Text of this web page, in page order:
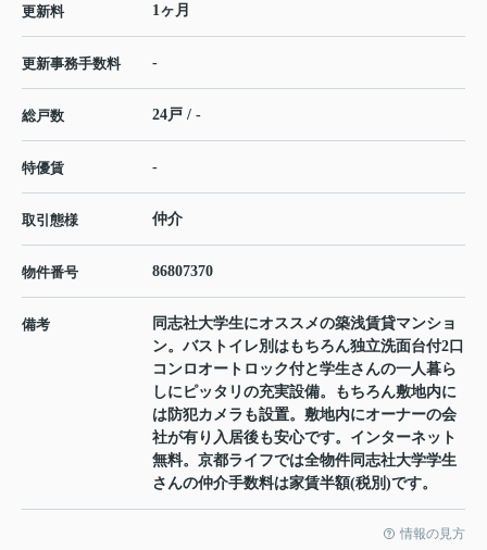
更新料 1ヶ月
更新事務手数料 -
総戸数 24戸 / -
特優賃 -
取引態様 仲介
物件番号 86807370
備考
同志社大学生にオススメの築浅賃貸マンショ
ン。バストイレ別はもちろん独立洗面台付2口
コンロオートロック付と学生さんの一人暮ら
しにピッタリの充実設備。もちろん敷地内に
は防犯カメラも設置。敷地内にオーナーの会
社が有り入居後も安心です。インターネット
無料。京都ライフでは全物件同志社大学学生
さんの仲介手数料は家賃半額(税別)です。
情報の見方